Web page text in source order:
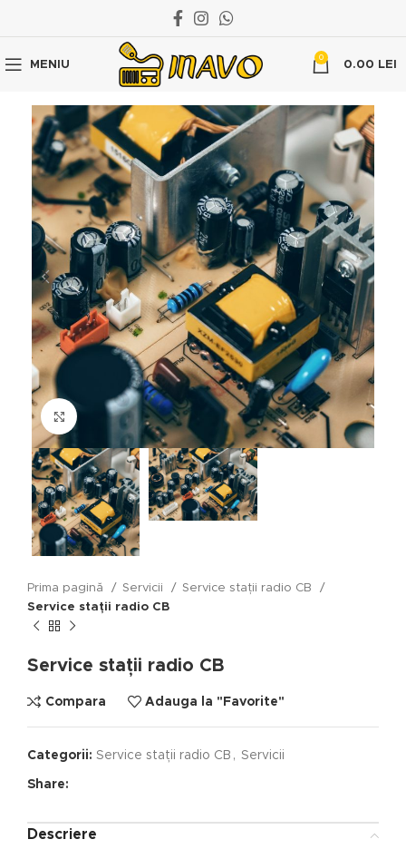
MENIU
0
0.00 LEI
Click to enlarge
Prima pagină Servicii
Service stații radio CB
Service stații radio CB
Service stații radio CB
Compara Adauga la "Favorite"
Categorii: Service stații radio CB , Servicii
Share:
Descriere